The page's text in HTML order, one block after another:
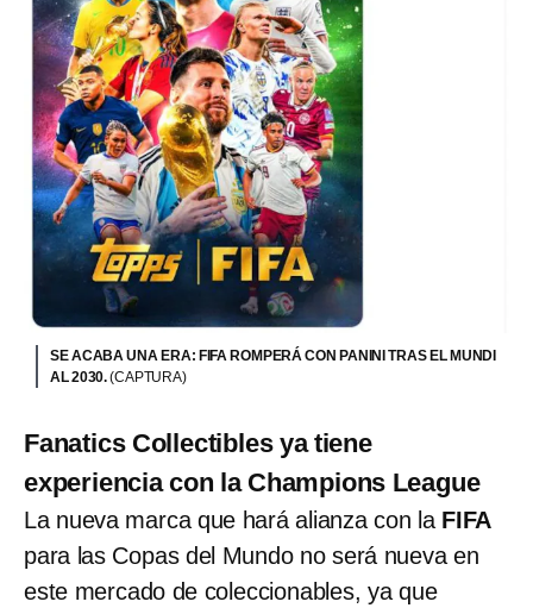
SE ACABA UNA ERA: FIFA ROMPERÁ CON PANINI TRAS EL MUNDI
AL 2030.(CAPTURA)
Fanatics Collectibles ya tiene
experiencia con la Champions League
La nueva marca que hará alianza con la FIFA
para las Copas del Mundo no será nueva en
este mercado de coleccionables, ya que